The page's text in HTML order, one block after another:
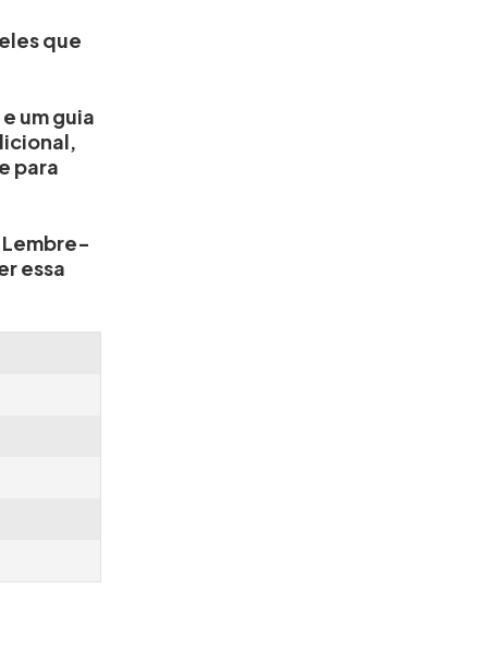
que
um guia
para
Lembre-
essa